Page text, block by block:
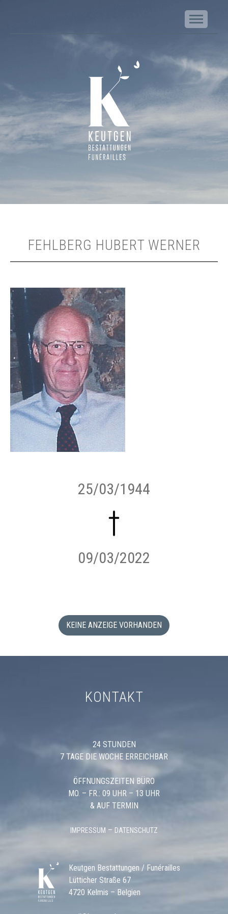
Keutgen | Bestattungen - Funérailles
FEHLBERG HUBERT WERNER
25/03/1944
09/03/2022
KEINE ANZEIGE VORHANDEN
KONTAKT
Keutgen Bestattungen / Funérailles
Lütticher Straße 67
4720 Kelmis – Belgien
24 STUNDEN
7 TAGE DIE WOCHE ERREICHBAR
ÖFFNUNGSZEITEN BÜRO
MO. – FR.: 09 UHR – 13 UHR
& AUF TERMIN
IMPRESSUM – DATENSCHUTZ